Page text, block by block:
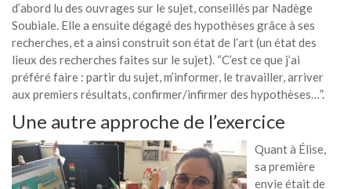
d’abord lu des ouvrages sur le sujet, conseillés par Nadège
Soubiale. Elle a ensuite dégagé des hypothèses grâce à ses
recherches, et a ainsi construit son état de l’art (un état des
lieux des recherches faites sur le sujet). “C’est ce que j’ai
préféré faire : partir du sujet, m’informer, le travailler, arriver
aux premiers résultats, confirmer/infirmer des hypothèses…”.
Une autre approche de l’exercice
Quant à Élise,
sa première
envie était de